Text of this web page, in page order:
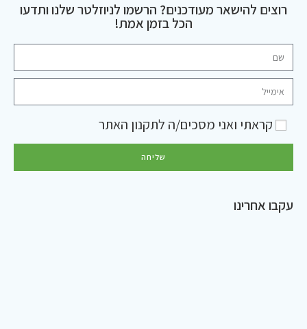
רוצים להישאר מעודכנים? הרשמו לניוזלטר שלנו ותדעו
הכל בזמן אמת!
קראתי ואני מסכים/ה לתקנון האתר
שליחה
עקבו אחרינו